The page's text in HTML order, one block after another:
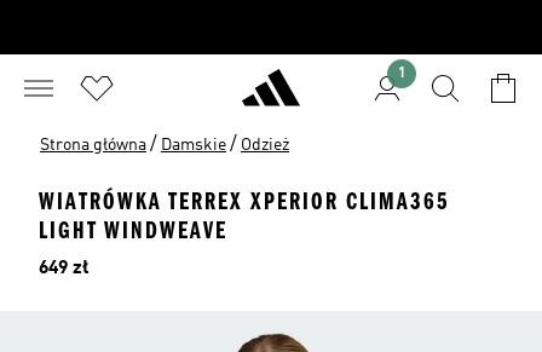
1
Strona główna / Damskie / Odzież
WIATRÓWKA TERREX XPERIOR CLIMA365
LIGHT WINDWEAVE
Cena
649 zł